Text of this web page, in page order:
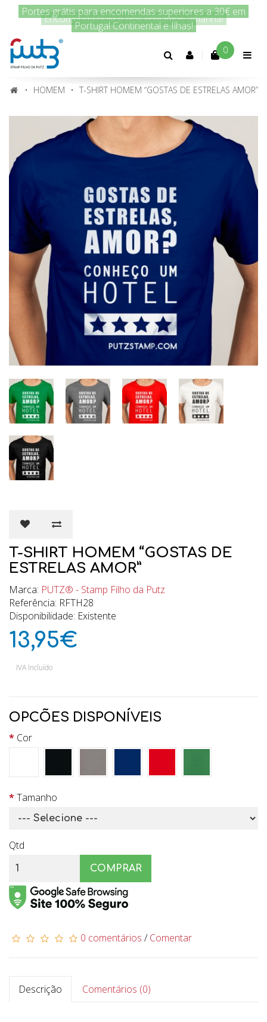
Encomenda hoje e nós enviamos amanhã!
Conta 0
HOMEM T-SHIRT HOMEM “GOSTAS DE ESTRELAS AMOR”
T-SHIRT HOMEM “GOSTAS DE
ESTRELAS AMOR”
Marca: PUTZ® - Stamp Filho da Putz
Referência: RFTH28
Disponibilidade: Existente
13,95€
IVA Incluído
OPCÕES DISPONÍVEIS
Cor
Tamanho
Qtd
COMPRAR
0 comentários /Comentar
Descrição Comentários (0)